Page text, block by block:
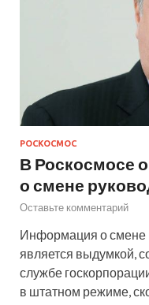
РОСКОСМОС
В Роскосмосе
о смене
Оставьте комментарий
Информация о смене
является выдумкой,
службе
в штатном режиме,